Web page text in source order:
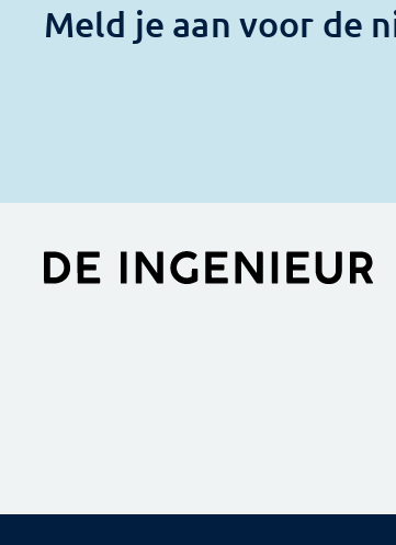
Meld je aan voor de